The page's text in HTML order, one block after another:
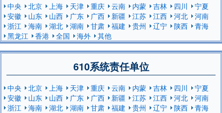
中央 北京 上海 天津 重庆 云南 内蒙 吉林 四川
宁夏
安徽
山东 山西 广东 广西 新疆 江苏 江西 河北
河南
浙江
海南 湖北 湖南 甘肃 福建 贵州 辽宁 陕西
青海
黑龙江
香港 全国 海外 其他
610系统责任单位
中央 北京 上海 天津 重庆 云南 内蒙 吉林 四川
宁夏
安徽
山东 山西 广东 广西 新疆 江苏 江西 河北
河南
浙江
海南 湖北 湖南 甘肃 福建 贵州 辽宁 陕西
青海